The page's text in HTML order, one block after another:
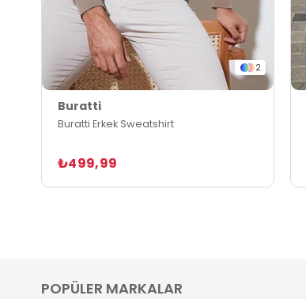
2
Buratti
Buratti Erkek Sweatshirt
₺499,99
POPÜLER MARKALAR